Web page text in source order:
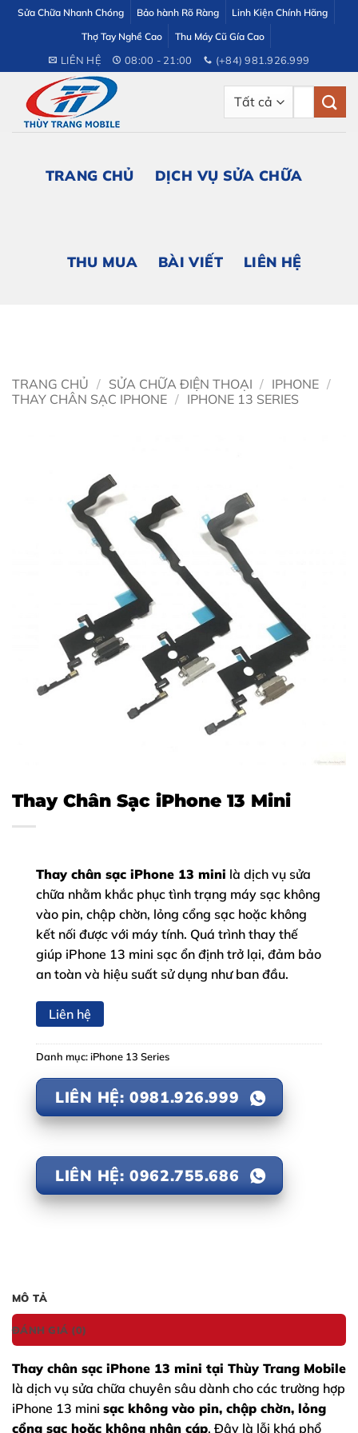
dung
Sửa Chữa Nhanh Chóng Bảo hành Rõ Ràng
Linh Kiện Chính Hãng
Thợ Tay Nghề Cao
Thu Máy Cũ Gía Cao
LIÊN HỆ 08:00 - 21:00 (+84) 981.926.999
TRANG CHỦ DỊCH VỤ SỬA CHỮA
THU MUA BÀI VIẾT LIÊN HỆ
TRANG CHỦ / SỬA CHỮA ĐIỆN THOẠI / IPHONE /
THAY CHÂN SẠC IPHONE / IPHONE 13 SERIES
Thay Chân Sạc iPhone 13 Mini
Thay chân sạc iPhone 13 mini là dịch vụ sửa
chữa nhằm khắc phục tình trạng máy sạc không
vào pin, chập chờn, lỏng cổng sạc hoặc không
kết nối được với máy tính. Quá trình thay thế
giúp iPhone 13 mini sạc ổn định trở lại, đảm bảo
an toàn và hiệu suất sử dụng như ban đầu.
Liên hệ
Danh mục:iPhone 13 Series
LIÊN HỆ: 0981.926.999
LIÊN HỆ: 0962.755.686
MÔ TẢ
ĐÁNH GIÁ (0)
Thay chân sạc iPhone 13 mini tại Thùy Trang Mobile
là dịch vụ sửa chữa chuyên sâu dành cho các trường hợp
iPhone 13 mini sạc không vào pin, chập chờn, lỏng
cổng sạc hoặc không nhận cáp. Đây là lỗi khá phổ